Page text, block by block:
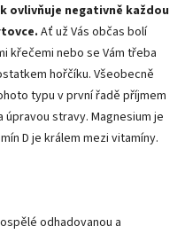
ovlivňuje negativně každou
Ať už Vás občas bolí
křečemi nebo se Vám třeba
hořčíku. Všeobecně
typu v první řadě příjmem
stravy. Magnesium je
D je králem mezi vitamíny.
odhadovanou a